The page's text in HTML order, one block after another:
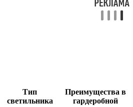
Тип
светильника
Преимущества в
гардеробной